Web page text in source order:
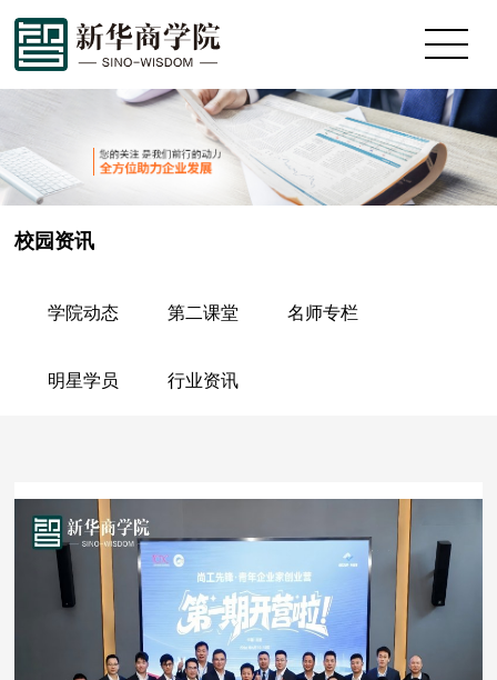
校园资讯
学院动态 第二课堂 名师专栏
明星学员 行业资讯